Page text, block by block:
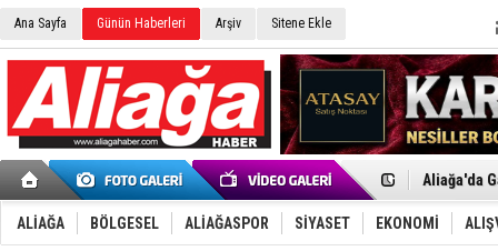
Ana Sayfa Günün Haberleri Arşiv Sitene Ekle
Menemen
Furkan
Chp
AK Parti
ALİAĞA BÖLGESEL ALİAĞASPOR SİYASET EKONOMİ